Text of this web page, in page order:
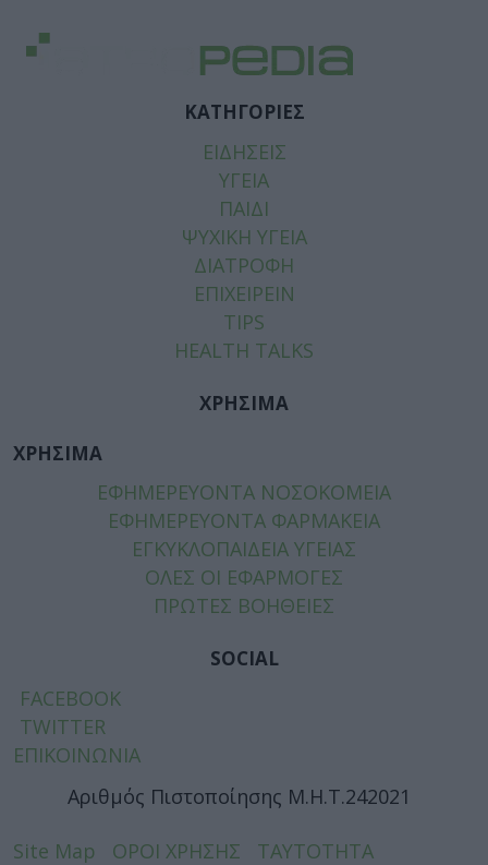
ΚΑΤΗΓΟΡΙΕΣ
ΕΙΔΗΣΕΙΣ
ΥΓΕΙΑ
ΠΑΙΔΙ
ΨΥΧΙΚΗ ΥΓΕΙΑ
ΔΙΑΤΡΟΦΗ
ΕΠΙΧΕΙΡΕΙΝ
TIPS
HEALTH TALKS
ΧΡΗΣΙΜΑ
ΧΡΗΣΙΜΑ
ΕΦΗΜΕΡΕΥΟΝΤΑ ΝΟΣΟΚΟΜΕΙΑ
ΕΦΗΜΕΡΕΥΟΝΤΑ ΦΑΡΜΑΚΕΙΑ
ΕΓΚΥΚΛΟΠΑΙΔΕΙΑ ΥΓΕΙΑΣ
ΟΛΕΣ ΟΙ ΕΦΑΡΜΟΓΕΣ
ΠΡΩΤΕΣ ΒΟΗΘΕΙΕΣ
SOCIAL
FACEBOOK
TWITTER
ΕΠΙΚΟΙΝΩΝΙΑ
Αριθμός Πιστοποίησης Μ.Η.Τ.242021
Site Map ΟΡΟΙ ΧΡΗΣΗΣ
ΤΑΥΤΟΤΗΤΑ